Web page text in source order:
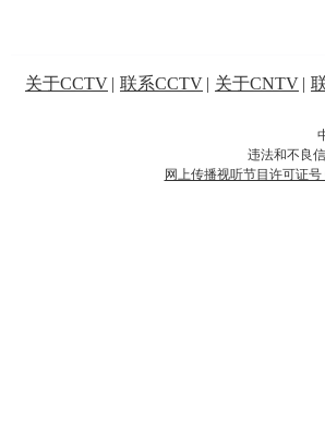
关于CCTV | 联系CCTV | 关于CNTV |
违法和不良
网上传播视听节目许可证号